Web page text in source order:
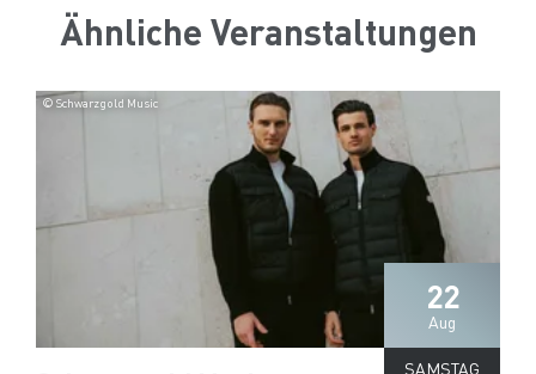
Ähnliche Veranstaltungen
22
Aug
© Schwarzgold Music
SAMSTAG